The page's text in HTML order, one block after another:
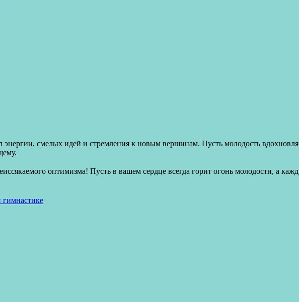
смелых идей и стремления к новым вершинам. Пусть молодость
оптимизма! Пусть в вашем сердце всегда горит огонь молодости, а